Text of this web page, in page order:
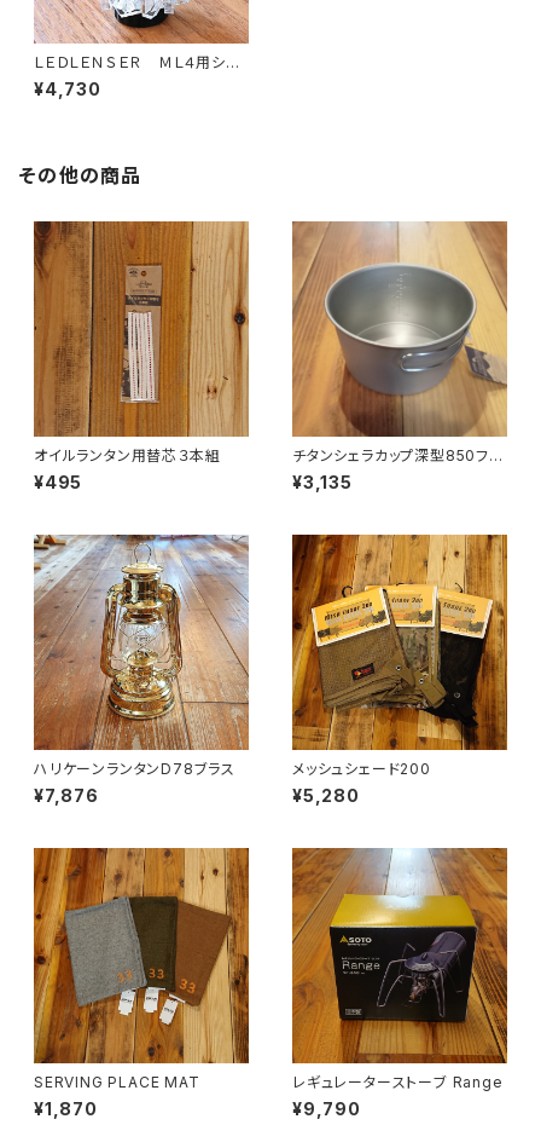
ＬＥＤＬＥＮＳＥＲ ＭＬ４用シェ
ード 幻光
¥4,730
その他の商品
オイルランタン用替芯３本組
¥495
チタンシェラカップ深型850フォ
ールドハンドル(メモリ付)
¥3,135
ハリケーンランタンD78ブラス
¥7,876
メッシュシェード200
¥5,280
SERVING PLACE MAT
¥1,870
レギュレーターストーブ Range
¥9,790